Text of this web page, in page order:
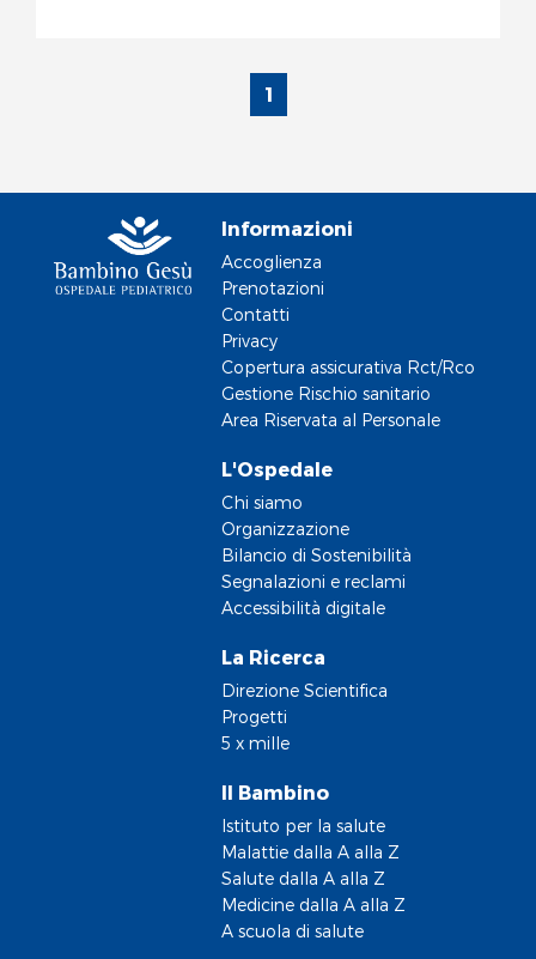
1
Informazioni
Accoglienza
Prenotazioni
Contatti
Privacy
Copertura assicurativa Rct/Rco
Gestione Rischio sanitario
Area Riservata al Personale
L'Ospedale
Chi siamo
Organizzazione
Bilancio di Sostenibilità
Segnalazioni e reclami
Accessibilità digitale
La Ricerca
Direzione Scientifica
Progetti
5 x mille
Il Bambino
Istituto per la salute
Malattie dalla A alla Z
Salute dalla A alla Z
Medicine dalla A alla Z
A scuola di salute